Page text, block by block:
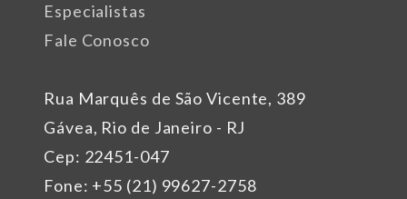
Rua Marquês de São Vicente, 389
Gávea, Rio de Janeiro - RJ
Cep: 22451-047
Fone: +55 (21) 99627-2758
Especialistas
Fale Conosco